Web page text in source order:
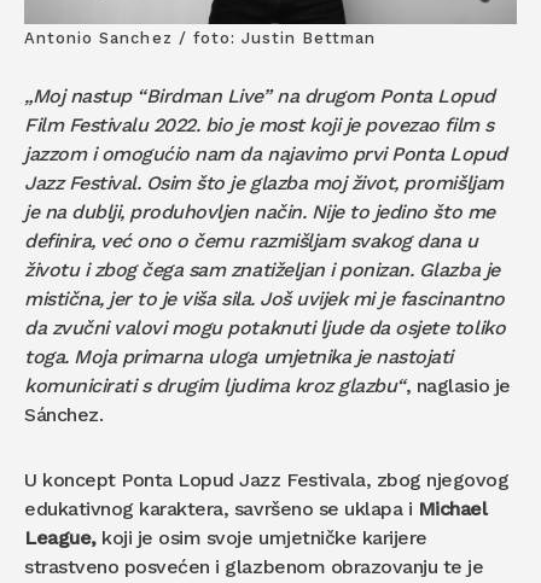
Antonio Sanchez / foto: Justin Bettman
„Moj nastup “Birdman Live” na drugom Ponta Lopud
Film Festivalu 2022. bio je most koji je povezao film s
jazzom i omogućio nam da najavimo prvi Ponta Lopud
Jazz Festival. Osim što je glazba moj život, promišljam
je na dublji, produhovljen način. Nije to jedino što me
definira, već ono o čemu razmišljam svakog dana u
životu i zbog čega sam znatiželjan i ponizan. Glazba je
mistična, jer to je viša sila. Još uvijek mi je fascinantno
da zvučni valovi mogu potaknuti ljude da osjete toliko
toga. Moja primarna uloga umjetnika je nastojati
komunicirati s drugim ljudima kroz glazbu“, naglasio je
Sánchez.
U koncept Ponta Lopud Jazz Festivala, zbog njegovog
edukativnog karaktera, savršeno se uklapa i Michael
League,koji je osim svoje umjetničke karijere
strastveno posvećen i glazbenom obrazovanju te je